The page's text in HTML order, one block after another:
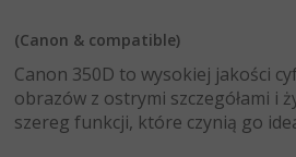
(Canon & compatible)
Canon 350D to wysokiej jakości
obrazów z ostrymi szczegółami i
szereg funkcji, które czynią go